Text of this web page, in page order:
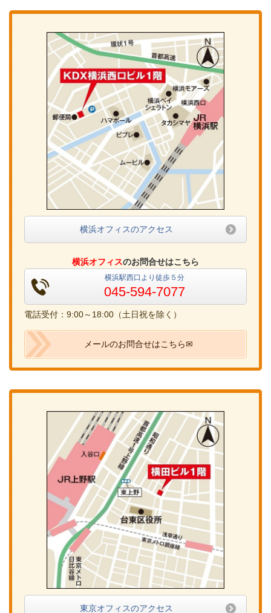
横浜オフィスのアクセス
横浜オフィスのお問合せはこちら
横浜駅西口より徒歩５分
045-594-7077
電話受付：9:00～18:00（土日祝を除く）
メールのお問合せはこちら✉
東京オフィスのアクセス